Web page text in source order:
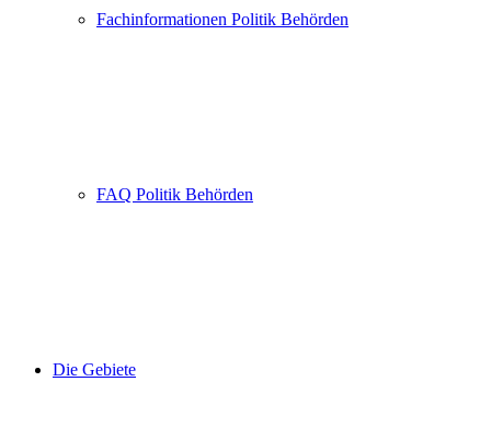
Fachinformationen Politik Behörden
FAQ Politik Behörden
Die Gebiete